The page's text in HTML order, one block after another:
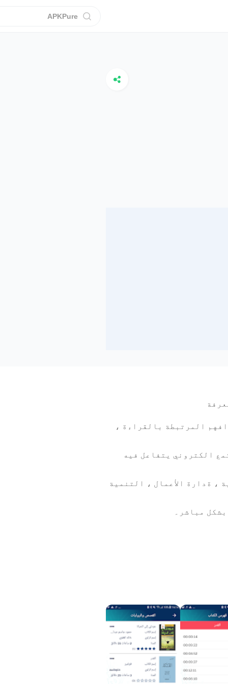
APKPure
المرتبطة بالقراءة ،
الكتروني يتفاعل فيه
، ةدارة الأعمال ، التنمية
مباشر۔